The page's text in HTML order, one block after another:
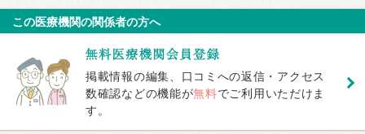
この医療機関の関係者の方へ
掲載情報の編集、口コミへの返信・アクセス
数確認などの機能が無料でご利用いただけま
す。